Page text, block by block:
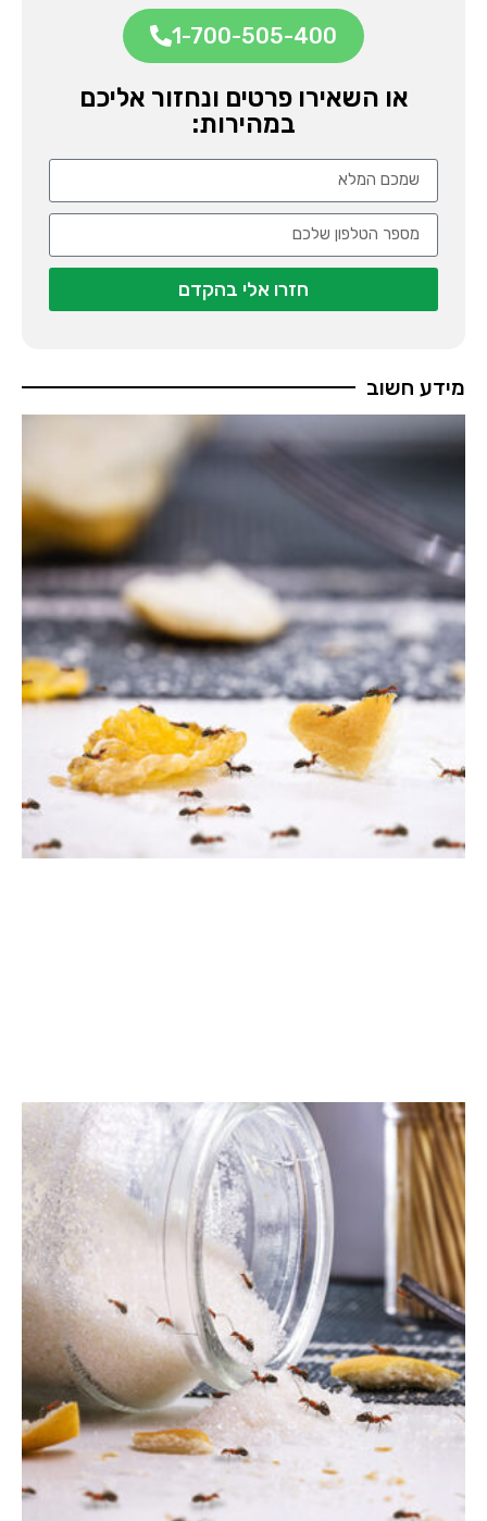
1-700-505-400
או השאירו פרטים ונחזור אליכם
במהירות:
חזרו אלי בהקדם
מידע חשוב